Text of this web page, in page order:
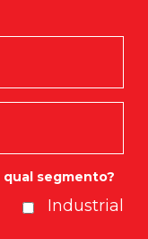
segmento?
Industrial
Sucesso!
nossas